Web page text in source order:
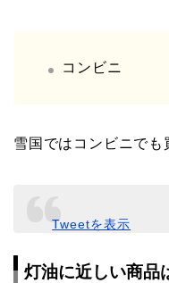
コンビニ
雪国ではコンビニでも
Tweetを表示
灯油に近しい商品